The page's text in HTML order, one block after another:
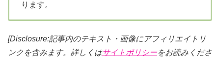
ります。
[Disclosure:記事内のテキスト・画像にアフィリエイトリ
ンクを含みます。詳しくはサイトポリシーをお読みくださ